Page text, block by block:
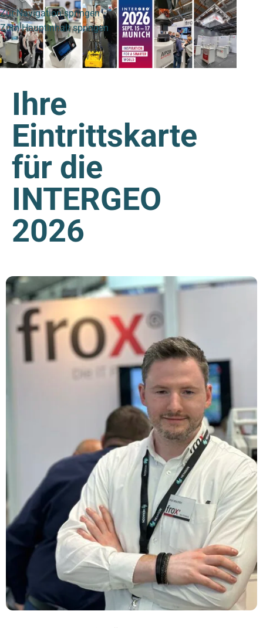
Zur Navigation springen
Zum Hauptinhalt springen
Ihre
Eintrittskarte
für die
INTERGEO
2026